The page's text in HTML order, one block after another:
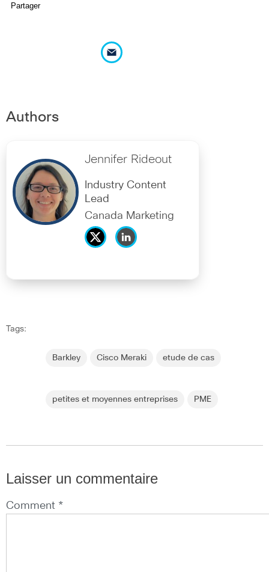
Partager
Authors
Jennifer Rideout
Industry Content
Lead
Canada Marketing
Tags:
Barkley Cisco Meraki etude de cas
petites et moyennes entreprises PME
Laisser un commentaire
Comment *